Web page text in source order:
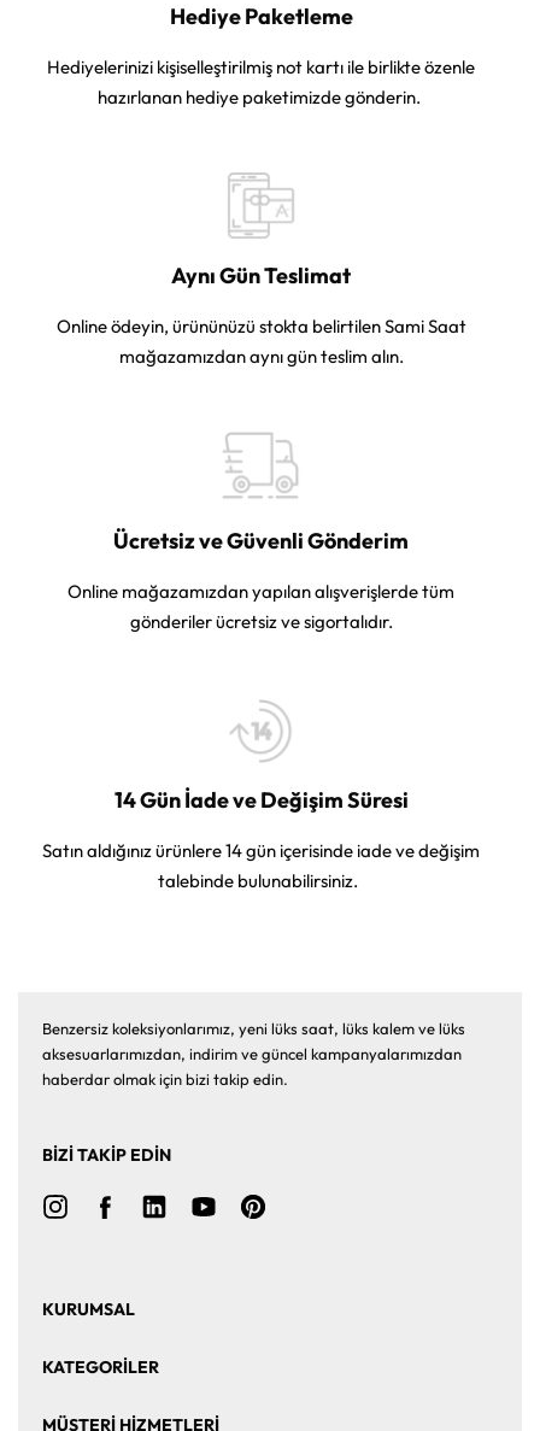
Hediye Paketleme
Hediyelerinizi kişiselleştirilmiş not kartı ile birlikte özenle
hazırlanan hediye paketimizde gönderin.
Aynı Gün Teslimat
Online ödeyin, ürününüzü stokta belirtilen Sami Saat
mağazamızdan aynı gün teslim alın.
Ücretsiz ve Güvenli Gönderim
Online mağazamızdan yapılan alışverişlerde tüm
gönderiler ücretsiz ve sigortalıdır.
14 Gün İade ve Değişim Süresi
Satın aldığınız ürünlere 14 gün içerisinde iade ve değişim
talebinde bulunabilirsiniz.
Benzersiz koleksiyonlarımız, yeni lüks saat, lüks kalem ve lüks
aksesuarlarımızdan, indirim ve güncel kampanyalarımızdan
haberdar olmak için bizi takip edin.
BİZİ TAKİP EDİN
KURUMSAL
KATEGORİLER
MÜŞTERİ HİZMETLERİ